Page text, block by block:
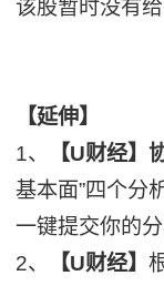
该股暂时没有给
【延伸】
1、
【U财经】
基本面”四个分
一键提交你的
2、
【U财经】